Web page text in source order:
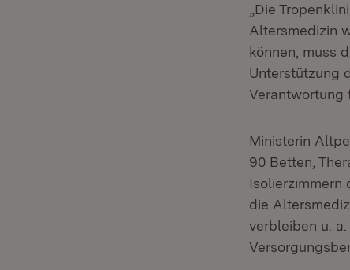
„Die
Altersmedizin
können, muss
Unterstützung
Verantwortung
Ministerin
90 Betten,
Isolierzimmern
die
verbleiben u.